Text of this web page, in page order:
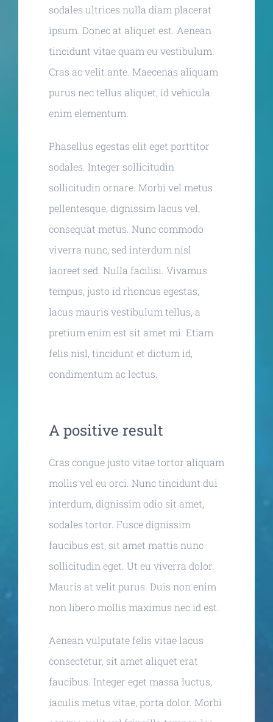
sodales ultrices nulla diam placerat
ipsum. Donec at aliquet est. Aenean
tincidunt vitae quam eu vestibulum.
Cras ac velit ante. Maecenas aliquam
purus nec tellus aliquet, id vehicula
enim elementum.
Phasellus egestas elit eget porttitor
sodales. Integer sollicitudin
sollicitudin ornare. Morbi vel metus
pellentesque, dignissim lacus vel,
consequat metus. Nunc commodo
viverra nunc, sed interdum nisl
laoreet sed. Nulla facilisi. Vivamus
tempus, justo id rhoncus egestas,
lacus mauris vestibulum tellus, a
pretium enim est sit amet mi. Etiam
felis nisl, tincidunt et dictum id,
condimentum ac lectus.
A positive result
Cras congue justo vitae tortor aliquam
mollis vel eu orci. Nunc tincidunt dui
interdum, dignissim odio sit amet,
sodales tortor. Fusce dignissim
faucibus est, sit amet mattis nunc
sollicitudin eget. Ut eu viverra dolor.
Mauris at velit purus. Duis non enim
non libero mollis maximus nec id est.
Aenean vulputate felis vitae lacus
consectetur, sit amet aliquet erat
faucibus. Integer eget massa luctus,
iaculis metus vitae, porta dolor. Morbi